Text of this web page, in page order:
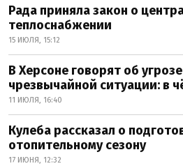
Рада приняла закон о
теплоснабжении
15 ИЮЛЯ, 15:12
В Херсоне говорят об
чрезвычайной ситуации: в
11 ИЮЛЯ, 16:40
Кулеба рассказал о
отопительному сезону
17 ИЮНЯ, 12:32